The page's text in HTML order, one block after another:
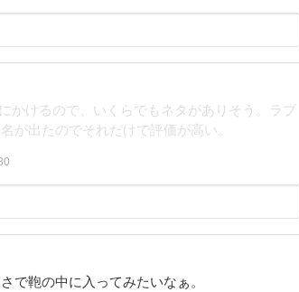
かけるので、いくらでもネタがありそう。ラブ
が出たのでそれだけで評価が高い。
で鞄の中に入ってみたいなぁ。